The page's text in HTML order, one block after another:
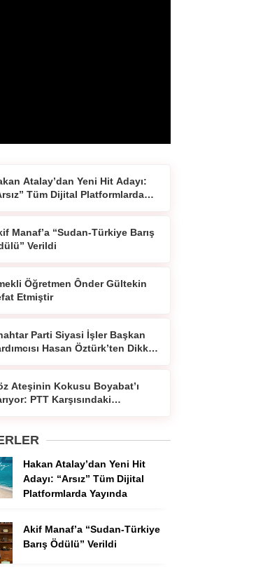
Atalay’dan Yeni Hit Adayı:
Tüm Dijital Platformlarda
Manaf’a “Sudan-Türkiye Barış
Verildi
Öğretmen Ônder Gültekin
Etmiştir
Parti Siyasi İşler Başkan
Hasan Öztürk’ten Dikkat
Ateşinin Kokusu Boyabat’ı
PTT Karşısındaki
Hakan Atalay’dan Yeni Hit
Adayı: “Arsız” Tüm Dijital
Platformlarda Yayında
Akif Manaf’a “Sudan-Türkiye
Barış Ödülü” Verildi